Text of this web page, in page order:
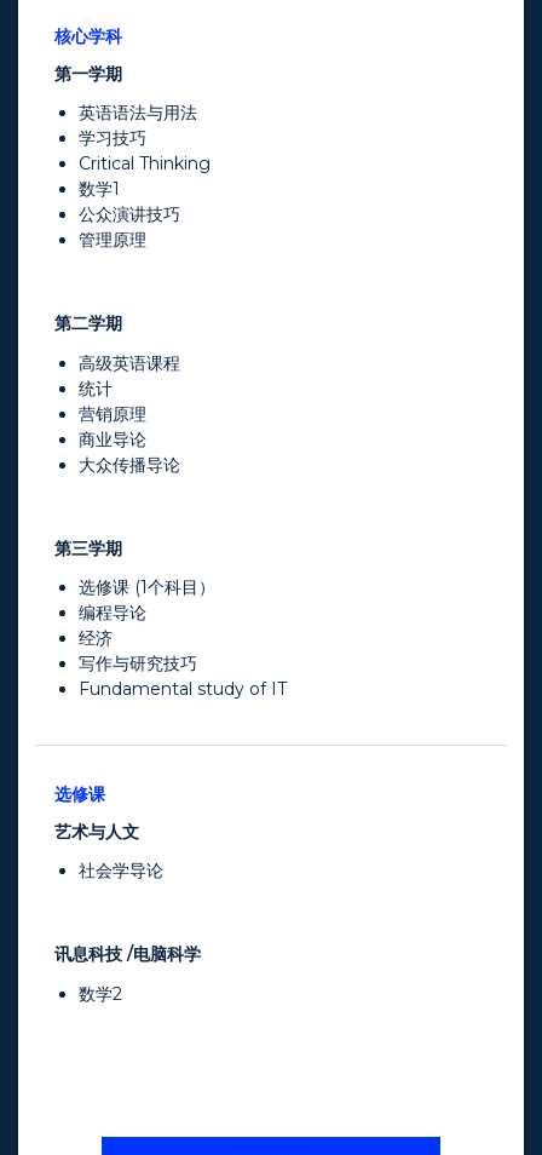
核心学科
第一学期
英语语法与用法
学习技巧
Critical Thinking
数学1
公众演讲技巧
管理原理
第二学期
高级英语课程
统计
营销原理
商业导论
大众传播导论
第三学期
选修课 (1个科目）
编程导论
经济
写作与研究技巧
Fundamental study of IT
选修课
艺术与人文
社会学导论
讯息科技 /电脑科学
数学2